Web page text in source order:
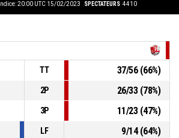
Indice: 20:00 UTC 15/02/2023 SPECTATEURS 4410
TT 37/56(66%)
2P 26/33(78%)
3P 11/23(47%)
LF 9/14(64%)